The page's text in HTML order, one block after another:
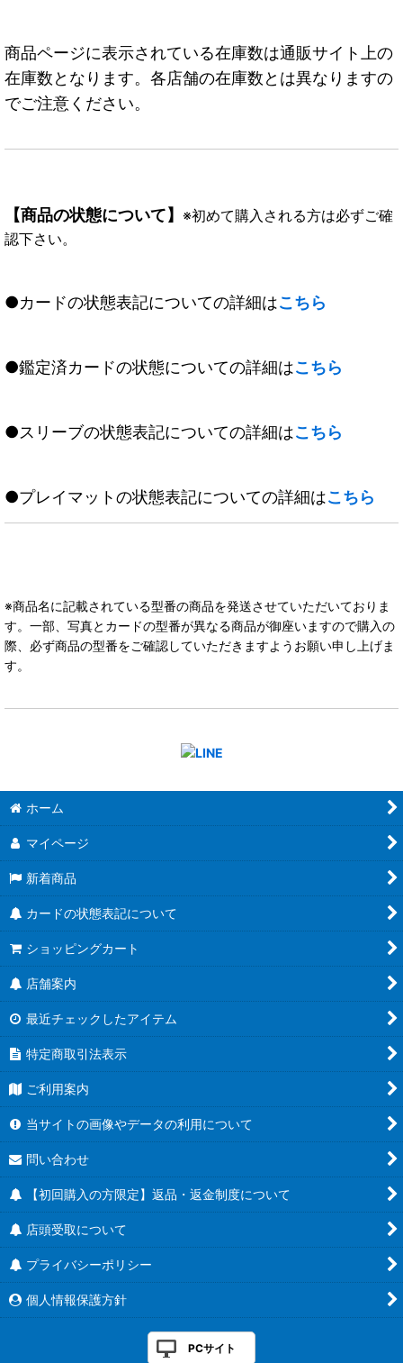
商品ページに表示されている在庫数は通販サイト上の
在庫数となります。各店舗の在庫数とは異なりますの
でご注意ください。
【商品の状態について】 ※初めて購入される方は必ずご確
認下さい。
●カードの状態表記についての詳細はこちら
●鑑定済カードの状態についての詳細はこちら
●スリーブの状態表記についての詳細はこちら
●プレイマットの状態表記についての詳細はこちら
※商品名に記載されている型番の商品を発送させていただいておりま
す。一部、写真とカードの型番が異なる商品が御座いますので購入の
際、必ず商品の型番をご確認していただきますようお願い申し上げま
す。
ホーム
マイページ
新着商品
カードの状態表記について
ショッピングカート
店舗案内
最近チェックしたアイテム
特定商取引法表示
ご利用案内
当サイトの画像やデータの利用について
問い合わせ
【初回購入の方限定】返品・返金制度について
店頭受取について
プライバシーポリシー
個人情報保護方針
PCサイト